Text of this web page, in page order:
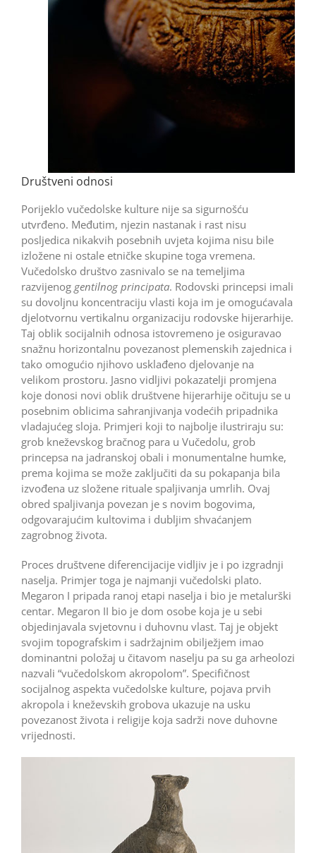
Društveni odnosi
Porijeklo vučedolske kulture nije sa sigurnošću
utvrđeno. Međutim, njezin nastanak i rast nisu
posljedica nikakvih posebnih uvjeta kojima nisu bile
izložene ni ostale etničke skupine toga vremena.
Vučedolsko društvo zasnivalo se na temeljima
razvijenog gentilnog principata. Rodovski princepsi imali
su dovoljnu koncentraciju vlasti koja im je omogućavala
djelotvornu vertikalnu organizaciju rodovske hijerarhije.
Taj oblik socijalnih odnosa istovremeno je osiguravao
snažnu horizontalnu povezanost plemenskih zajednica i
tako omogućio njihovo usklađeno djelovanje na
velikom prostoru. Jasno vidljivi pokazatelji promjena
koje donosi novi oblik društvene hijerarhije očituju se u
posebnim oblicima sahranjivanja vodećih pripadnika
vladajućeg sloja. Primjeri koji to najbolje ilustriraju su:
grob kneževskog bračnog para u Vučedolu, grob
princepsa na jadranskoj obali i monumentalne humke,
prema kojima se može zaključiti da su pokapanja bila
izvođena uz složene rituale spaljivanja umrlih. Ovaj
obred spaljivanja povezan je s novim bogovima,
odgovarajućim kultovima i dubljim shvaćanjem
zagrobnog života.
Proces društvene diferencijacije vidljiv je i po izgradnji
naselja. Primjer toga je najmanji vučedolski plato.
Megaron I pripada ranoj etapi naselja i bio je metalurški
centar. Megaron II bio je dom osobe koja je u sebi
objedinjavala svjetovnu i duhovnu vlast. Taj je objekt
svojim topografskim i sadržajnim obilježjem imao
dominantni položaj u čitavom naselju pa su ga arheolozi
nazvali “vučedolskom akropolom”. Specifičnost
socijalnog aspekta vučedolske kulture, pojava prvih
akropola i kneževskih grobova ukazuje na usku
povezanost života i religije koja sadrži nove duhovne
vrijednosti.